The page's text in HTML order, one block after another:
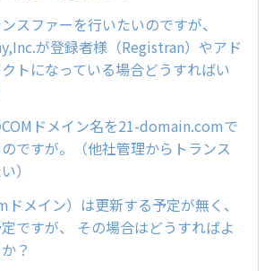
スファーを行いたいのですが、
が登録者様（Registran）やアド
トになっている場合どうすればい
ドメイン名を21-domain.comで
ですが。（他社管理からトランス
）
メイン）は更新する予定が無く、
ですが、 その場合はどうすればよ
？